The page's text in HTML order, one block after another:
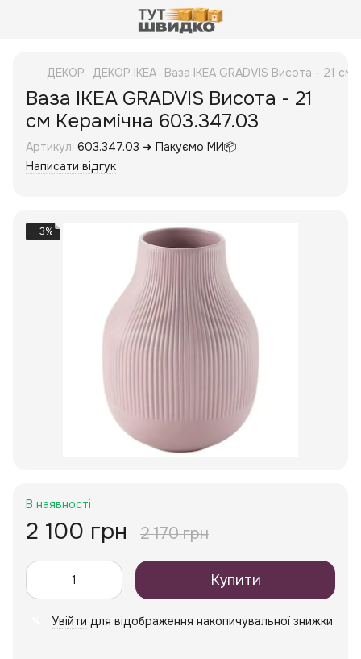
ДЕКОР ДЕКОР IKEA Ваза IKEA GRADVIS Висота - 21
Ваза IKEA GRADVIS Висота - 21
см Керамічна 603.347.03
Артикул: 603.347.03 ➜ Пакуємо МИ📦
Написати відгук
−3%
В наявності
2 100 грн 2 170 грн
Купити
Увійти для відображення накопичувальної знижки